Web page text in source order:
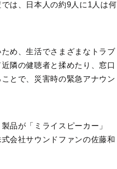
は、日本人の約9人に1人は何
め、生活でさまざまなトラブ
隣の健聴者と揉めたり、窓口
とで、災害時の緊急アナウン
品が「ミライスピーカー」
会社サウンドファンの佐藤和